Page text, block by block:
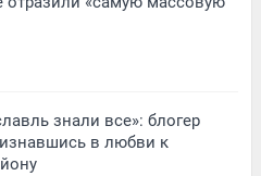
знали все»: блогер
в любви к